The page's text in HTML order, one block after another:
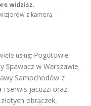
widzisz.
z kamerą –
usług: Pogotowie
Spawacz w Warszawie,
Samochodów z
i serwis jacuzzi oraz
obrączek,